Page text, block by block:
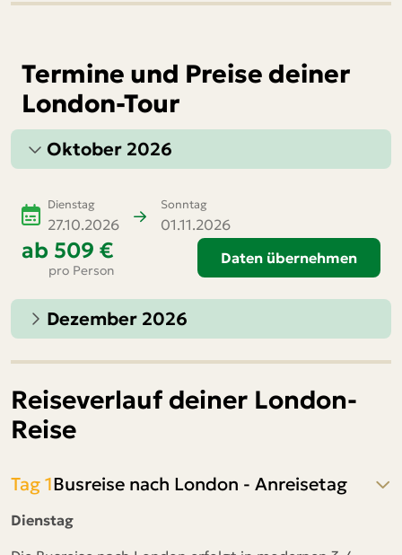
Termine und Preise deiner
London-Tour
Oktober 2026
Dienstag
27.10.2026
Sonntag
01.11.2026
ab 509 €
pro Person
Daten übernehmen
Dezember 2026
Reiseverlauf deiner London-
Reise
Tag 1Busreise nach London - Anreisetag
Dienstag